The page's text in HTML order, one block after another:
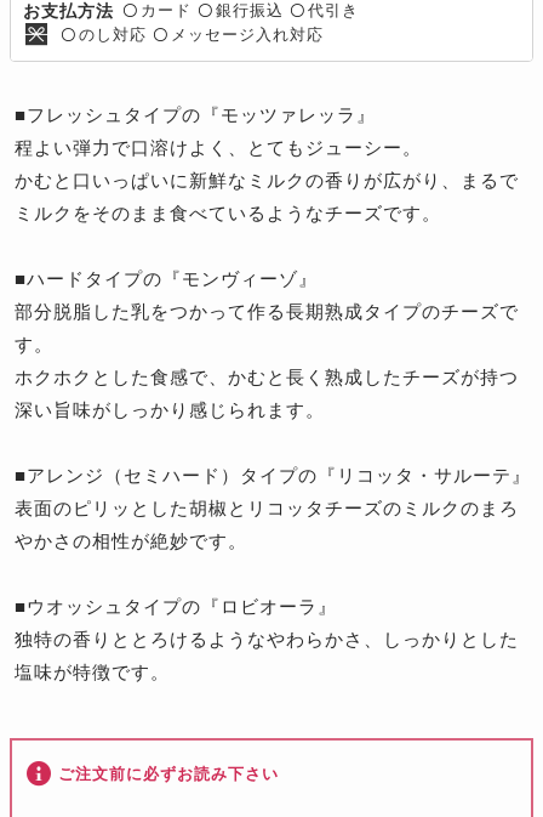
お支払方法 〇 カード 〇 銀行振込 〇 代引き
〇 のし対応 〇 メッセージ入れ対応
■フレッシュタイプの『モッツァレッラ』
程よい弾力で口溶けよく、とてもジューシー。
かむと口いっぱいに新鮮なミルクの香りが広がり、まるで
ミルクをそのまま食べているようなチーズです。
■ハードタイプの『モンヴィーゾ』
部分脱脂した乳をつかって作る長期熟成タイプのチーズで
す。
ホクホクとした食感で、かむと長く熟成したチーズが持つ
深い旨味がしっかり感じられます。
■アレンジ（セミハード）タイプの『リコッタ・サルーテ』
表面のピリッとした胡椒とリコッタチーズのミルクのまろ
やかさの相性が絶妙です。
■ウオッシュタイプの『ロビオーラ』
独特の香りととろけるようなやわらかさ、しっかりとした
塩味が特徴です。
ご注文前に必ずお読み下さい